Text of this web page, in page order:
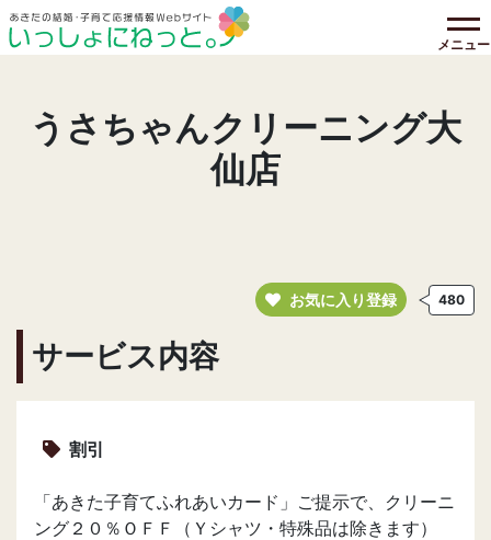
メニュー
うさちゃんクリーニング大
仙店
お気に入り登録 480
サービス内容
割引
「あきた子育てふれあいカード」ご提示で、クリーニ
ング２０％ＯＦＦ（Ｙシャツ・特殊品は除きます）